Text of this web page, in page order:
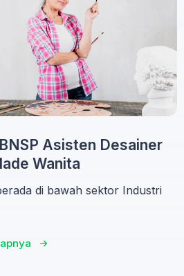
Asisten Desainer
Wanita
di bawah sektor Industri